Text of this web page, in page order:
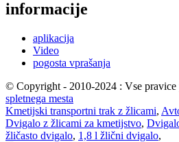
informacije
aplikacija
Video
pogosta vprašanja
© Copyright - 2010-2024 : Vse pravice
spletnega mesta
Kmetijski transportni trak z žlicami,
Dvigalo z žlicami za kmetijstvo,
žličasto dvigalo, 1,8 l žlični dvigalo,